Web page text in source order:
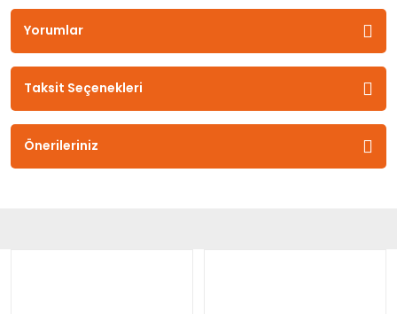
Yorumlar
Taksit Seçenekleri
Önerileriniz